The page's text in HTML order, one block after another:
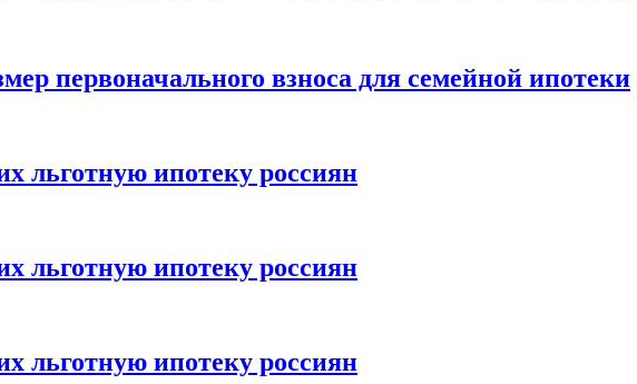
первоначального взноса для семейной ипотеки
льготную ипотеку россиян
льготную ипотеку россиян
льготную ипотеку россиян